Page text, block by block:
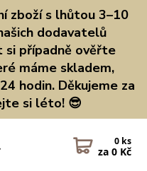
zboží s lhůtou 3–10
dodavatelů
případně ověřte
máme skladem,
hodin. Děkujeme za
si léto! 😎
0 ks
za 0 Kč